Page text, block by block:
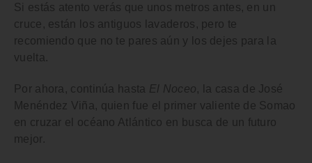
Si estás atento verás que unos metros antes, en un
cruce, están los antiguos lavaderos, pero te
recomiendo que no te pares aún y los dejes para la
vuelta.
Por ahora, continúa hasta El Noceo, la casa de José
Menéndez Viña, quien fue el primer valiente de Somao
en cruzar el océano Atlántico en busca de un futuro
mejor.